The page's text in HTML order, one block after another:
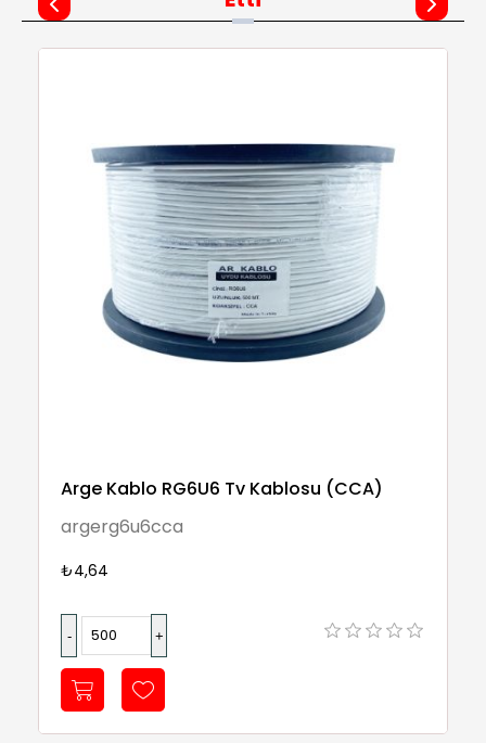
Arge Kablo RG6U6 Tv Kablosu (CCA)
argerg6u6cca
₺4,64